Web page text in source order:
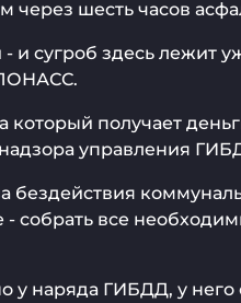
шесть часов
и сугроб здесь
получает
управления
бездействия
собрать все
наряда ГИБДД, у